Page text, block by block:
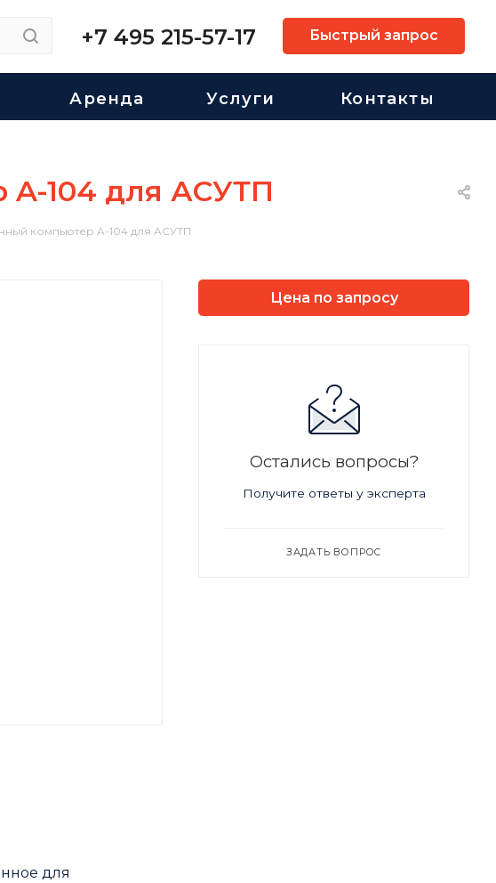
+7 495 215-57-17 Быстрый запрос
Аренда Услуги Контакты
104 для АСУТП
компьютер A-104 для АСУТП
для
Цена по запросу
Остались вопросы?
Получите ответы у эксперта
ЗАДАТЬ ВОПРОС